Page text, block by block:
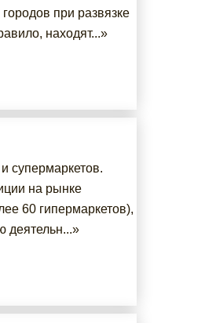
при развязке
находят...»
супермаркетов.
на рынке
60 гипермаркетов),
деятельн...»